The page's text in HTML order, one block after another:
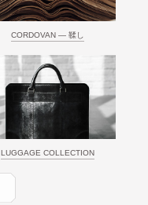
CORDOVAN ― 鞣し
LUGGAGE COLLECTION